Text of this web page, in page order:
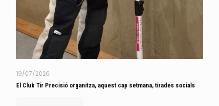
19/07/2026
El Club Tir Precisió organitza, aquest cap setmana, tirades socials